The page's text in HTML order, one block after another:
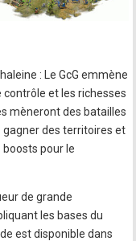
: Le GcG emmène
et les richesses
mèneront des batailles
des territoires et
pour le
de grande
les bases du
est disponible dans